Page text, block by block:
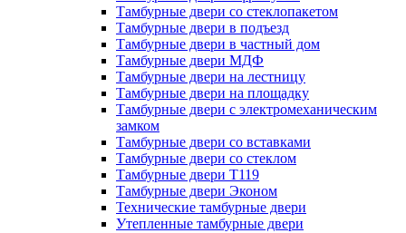
Тамбурные двери со стеклопакетом
Тамбурные двери в подъезд
Тамбурные двери в частный дом
Тамбурные двери МДФ
Тамбурные двери на лестницу
Тамбурные двери на площадку
Тамбурные двери с электромеханическим
замком
Тамбурные двери со вставками
Тамбурные двери со стеклом
Тамбурные двери Т119
Тамбурные двери Эконом
Технические тамбурные двери
Утепленные тамбурные двери